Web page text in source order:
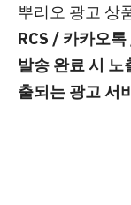
뿌리오 광고 상
RCS / 카카오
발송 완료 시 노
출되는 광고 서